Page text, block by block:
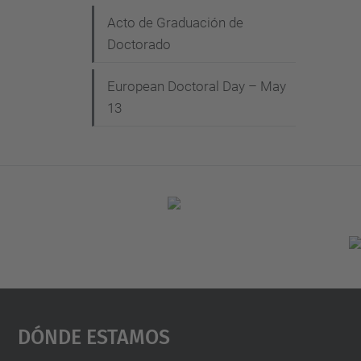
Acto de Graduación de
Doctorado
European Doctoral Day – May
13
Dónde Estamos